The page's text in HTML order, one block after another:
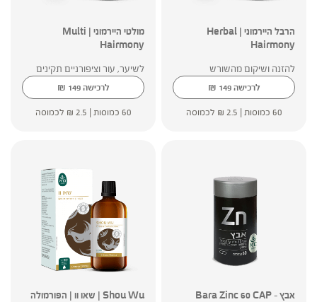
הרבל היירמוני | Herbal
Hairmony
להזנה ושיקום מהשורש
לרכישה ₪ 149
60 כמוסות | ₪ 2.5 לכמוסה
מולטי היירמוני | Multi
Hairmony
לשיער, עור וציפורניים תקינים
לרכישה ₪ 149
60 כמוסות | ₪ 2.5 לכמוסה
אבץ – Bara Zinc 60 CAP
Shou Wu | שאו וו | הפורמולה